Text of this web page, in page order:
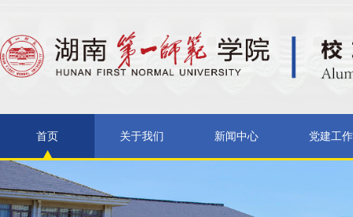
首页 关于我们 新闻中心 党建工作